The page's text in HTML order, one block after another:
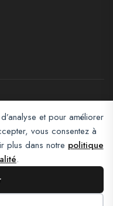
et pour améliorer
vous consentez à
plus dans notre politique
.
All Rights Reserved